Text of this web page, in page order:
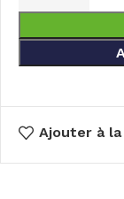
Ajouter à